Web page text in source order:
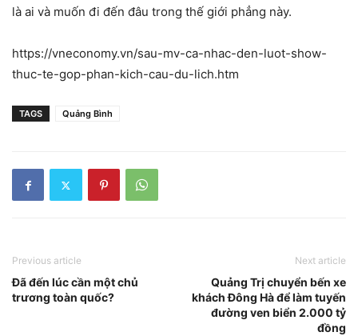
là ai và muốn đi đến đâu trong thế giới phẳng này.
https://vneconomy.vn/sau-mv-ca-nhac-den-luot-show-
thuc-te-gop-phan-kich-cau-du-lich.htm
TAGS Quảng Bình
Previous article
Đã đến lúc cần một chủ
trương toàn quốc?
Next article
Quảng Trị chuyển bến xe
khách Đông Hà để làm tuyến
đường ven biển 2.000 tỷ
đồng